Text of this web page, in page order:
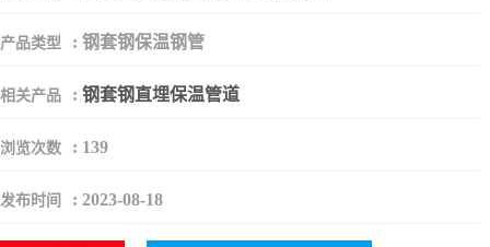
产品类型 : 钢套钢保温钢管
相关产品 : 钢套钢直埋保温管道
浏览次数 : 139
发布时间 : 2023-08-18